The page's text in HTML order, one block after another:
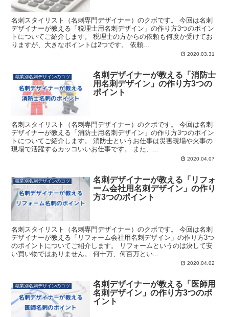
名刺スタイリスト（名刺専門デザイナー）のクボです。 今回は名刺
デザイナーが教える「税理士用名刺デザイン」の作り方3つのポイン
トについてご紹介します。 税理士の方からの依頼も何度か受けてお
りますが、大きなポイントは2つです。 依頼...
2020.03.31
職業別名刺デザインのコツ
名刺デザイナーが教える「消防士
用名刺デザイン」の作り方3つの
ポイント
名刺スタイリスト（名刺専門デザイナー）のクボです。 今回は名刺
デザイナーが教える「消防士用名刺デザイン」の作り方3つのポイン
トについてご紹介します。 消防士というお仕事は災害現場や火事の
現場で活躍するカッコいいお仕事です。 また、...
2020.04.07
職業別名刺デザインのコツ
名刺デザイナーが教える「リフォ
ーム会社用名刺デザイン」の作り
方3つのポイント
名刺スタイリスト（名刺専門デザイナー）のクボです。 今回は名刺
デザイナーが教える「リフォーム会社用名刺デザイン」の作り方3つ
のポイントについてご紹介します。 リフォームというのは決して安
い買い物ではありません。 何十万、何百万とい...
2020.04.02
職業別名刺デザインのコツ
名刺デザイナーが教える「医師用
名刺デザイン」の作り方3つのポ
イント